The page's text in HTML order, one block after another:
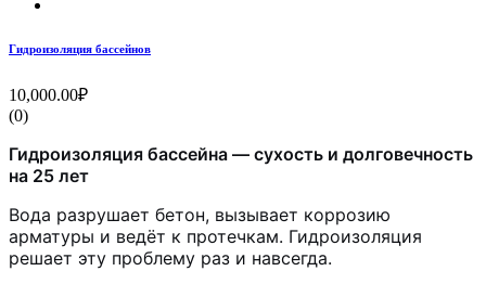
Гидроизоляция бассейнов
10,000.00₽
(0)
Гидроизоляция бассейна — сухость и долговечность
на 25 лет
Вода разрушает бетон, вызывает коррозию
арматуры и ведёт к протечкам. Гидроизоляция
решает эту проблему раз и навсегда.